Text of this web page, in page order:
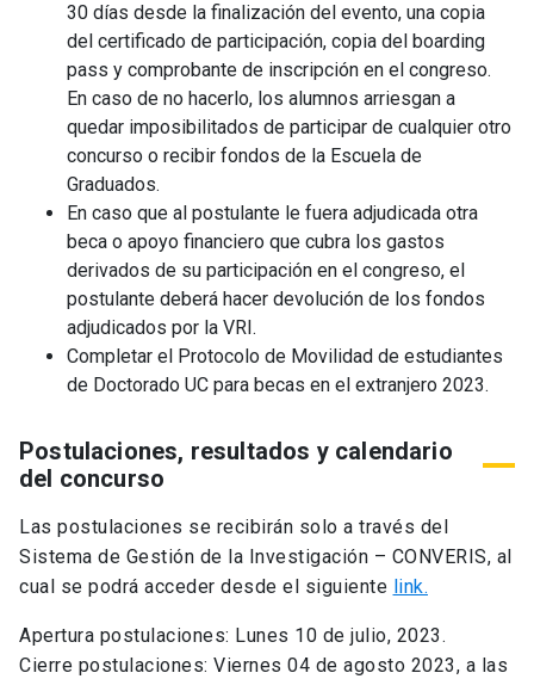
30 días desde la finalización del evento, una copia
del certificado de participación, copia del boarding
pass y comprobante de inscripción en el congreso.
En caso de no hacerlo, los alumnos arriesgan a
quedar imposibilitados de participar de cualquier otro
concurso o recibir fondos de la Escuela de
Graduados.
En caso que al postulante le fuera adjudicada otra
beca o apoyo financiero que cubra los gastos
derivados de su participación en el congreso, el
postulante deberá hacer devolución de los fondos
adjudicados por la VRI.
Completar el Protocolo de Movilidad de estudiantes
de Doctorado UC para becas en el extranjero 2023.
Postulaciones, resultados y calendario
del concurso
Las postulaciones se recibirán solo a través del
Sistema de Gestión de la Investigación – CONVERIS, al
cual se podrá acceder desde el siguiente link.
Apertura postulaciones: Lunes 10 de julio, 2023.
Cierre postulaciones: Viernes 04 de agosto 2023, a las